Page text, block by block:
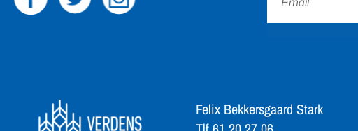
Felix Bekkersgaard Stark